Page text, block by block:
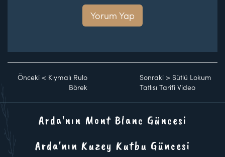
Yorum Yap
Önceki < Kıymalı Rulo
Börek
Sonraki >Sütlü Lokum
Tatlısı Tarifi Video
Arda'nın Mont Blanc Güncesi
Arda'nın Kuzey Kutbu Güncesi